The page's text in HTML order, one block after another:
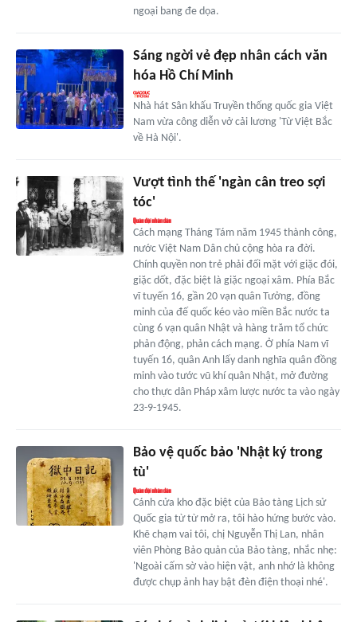
ngoại bang đe dọa.
Sáng ngời vẻ đẹp nhân cách văn
hóa Hồ Chí Minh
Nhà hát Sân khấu Truyền thống quốc gia Việt
Nam vừa công diễn vở cải lương 'Từ Việt Bắc
về Hà Nội'.
Vượt tình thế 'ngàn cân treo sợi
tóc'
Cách mạng Tháng Tám năm 1945 thành công,
nước Việt Nam Dân chủ cộng hòa ra đời.
Chính quyền non trẻ phải đối mặt với giặc đói,
giặc dốt, đặc biệt là giặc ngoại xâm. Phía Bắc
vĩ tuyến 16, gần 20 vạn quân Tưởng, đồng
minh của đế quốc kéo vào miền Bắc nước ta
cùng 6 vạn quân Nhật và hàng trăm tổ chức
phản động, phản cách mạng. Ở phía Nam vĩ
tuyến 16, quân Anh lấy danh nghĩa quân đồng
minh vào tước vũ khí quân Nhật, mở đường
cho thực dân Pháp xâm lược nước ta vào ngày
23-9-1945.
Bảo vệ quốc bảo 'Nhật ký trong
tù'
Cánh cửa kho đặc biệt của Bảo tàng Lịch sử
Quốc gia từ từ mở ra, tôi hào hứng bước vào.
Khẽ chạm vai tôi, chị Nguyễn Thị Lan, nhân
viên Phòng Bảo quản của Bảo tàng, nhắc nhẹ:
'Ngoài cấm sờ vào hiện vật, anh nhớ là không
được chụp ảnh hay bật đèn điện thoại nhé'.